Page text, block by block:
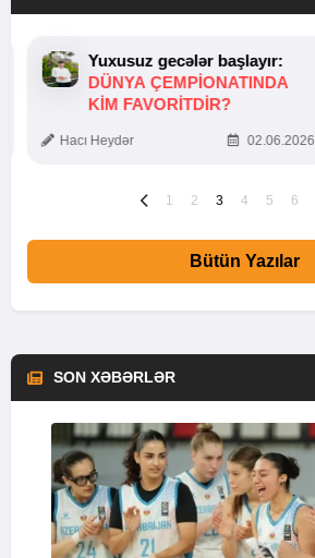
Yuxusuz gecələr başlayır:
DÜNYA ÇEMPIONATINDA
KIM FAVORITDIR?
Hacı Heydər 02.06.2026
1 2 3 4 5 6
Bütün Yazılar
SON XƏBƏRLƏR